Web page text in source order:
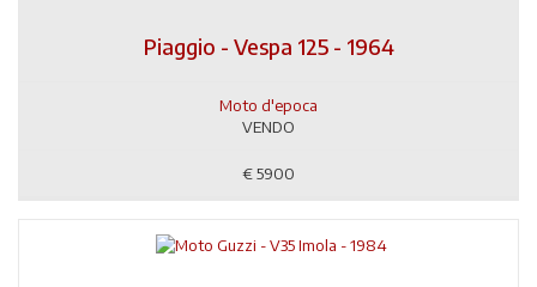
Piaggio - Vespa 125 - 1964
Moto d'epoca
VENDO
€5900